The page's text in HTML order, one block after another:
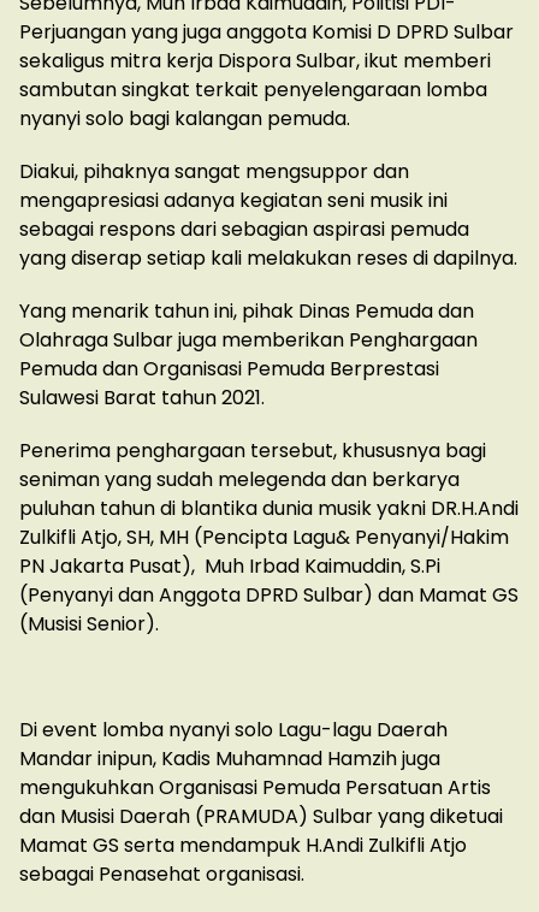
Perjuangan yang juga anggota Komisi D DPRD Sulbar
sekaligus mitra kerja Dispora Sulbar, ikut memberi
sambutan singkat terkait penyelengaraan lomba
nyanyi solo bagi kalangan pemuda.
Diakui, pihaknya sangat mengsuppor dan
mengapresiasi adanya kegiatan seni musik ini
sebagai respons dari sebagian aspirasi pemuda
yang diserap setiap kali melakukan reses di dapilnya.
Yang menarik tahun ini, pihak Dinas Pemuda dan
Olahraga Sulbar juga memberikan Penghargaan
Pemuda dan Organisasi Pemuda Berprestasi
Sulawesi Barat tahun 2021.
Penerima penghargaan tersebut, khususnya bagi
seniman yang sudah melegenda dan berkarya
puluhan tahun di blantika dunia musik yakni DR.H.Andi
Zulkifli Atjo, SH, MH (Pencipta Lagu& Penyanyi/Hakim
PN Jakarta Pusat), Muh Irbad Kaimuddin, S.Pi
(Penyanyi dan Anggota DPRD Sulbar) dan Mamat GS
(Musisi Senior).
Di event lomba nyanyi solo Lagu-lagu Daerah
Mandar inipun, Kadis Muhamnad Hamzih juga
mengukuhkan Organisasi Pemuda Persatuan Artis
dan Musisi Daerah (PRAMUDA) Sulbar yang diketuai
Mamat GS serta mendampuk H.Andi Zulkifli Atjo
sebagai Penasehat organisasi.